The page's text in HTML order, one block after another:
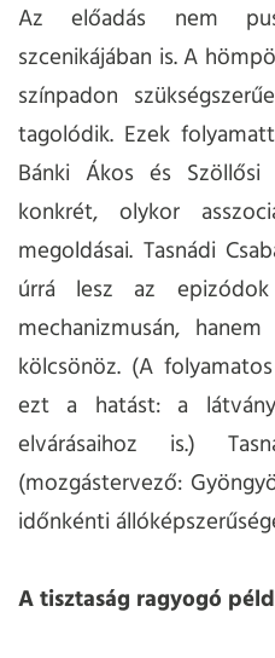
Az előadás nem
szcenikájában is. A
színpadon
tagolódik. Ezek
Bánki Ákos és
konkrét, olykor
megoldásai. Tasnádi
úrrá lesz az epizódok
mechanizmusán,
kölcsönöz. (A
ezt a hatást: a
elvárásaihoz is.)
(mozgástervező:
időnkénti
A tisztaság ragyogó